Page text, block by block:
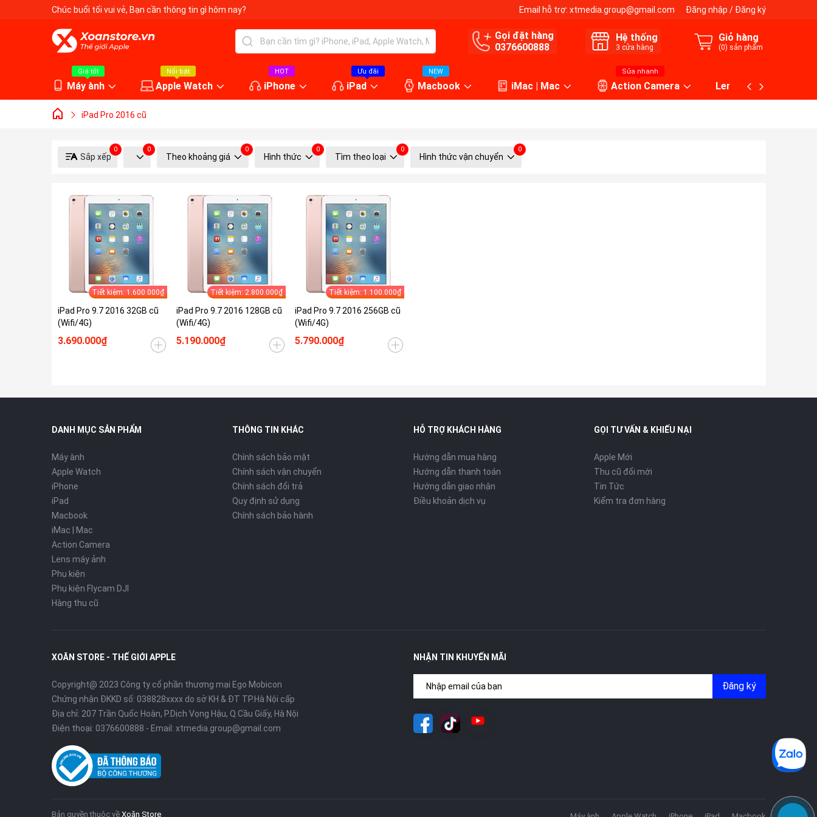
Chúc buổi tối vui vẻ, Bạn cần thông tin gì hôm nay? Email hỗ trợ: xtmedia.group@gmail.com Đăng nhập / Đăng ký
Gọi đặt hàng
0376600888
Hệ thống
3 cửa hàng
Giỏ hàng
(0) sản phẩm
Giá tốt
Máy ành
Nổi bật
Apple Watch
HOT
iPhone
Ưu đãi
iPad
NEW
Macbook iMac | Mac
Sửa nhanh
Action Camera Lens máy ảnh
iPad Pro 2016 cũ
Sắp xếp
0 0
Theo khoảng giá
0
Hình thức
0
Tìm theo loại
0
Hình thức vận chuyển
0
Tiết kiệm: 1.600.000₫
iPad Pro 9.7 2016 32GB cũ
(Wifi/4G)
3.690.000₫
Tiết kiệm: 2.800.000₫
iPad Pro 9.7 2016 128GB cũ
(Wifi/4G)
5.190.000₫
Tiết kiệm: 1.100.000₫
iPad Pro 9.7 2016 256GB cũ
(Wifi/4G)
5.790.000₫
DANH MỤC SẢN PHẨM
Máy ành
Apple Watch
iPhone
iPad
Macbook
iMac | Mac
Action Camera
Lens máy ảnh
Phụ kiện
Phụ kiện Flycam DJI
Hàng thu cũ
THÔNG TIN KHÁC
Chính sách bảo mật
Chính sách vận chuyển
Chính sách đổi trả
Quy định sử dụng
Chính sách bảo hành
HỖ TRỢ KHÁCH HÀNG
Hướng dẫn mua hàng
Hướng dẫn thanh toán
Hướng dẫn giao nhận
Điều khoản dịch vụ
GỌI TƯ VẤN & KHIẾU NẠI
Apple Mới
Thu cũ đổi mới
Tin Tức
Kiểm tra đơn hàng
XOĂN STORE - THẾ GIỚI APPLE
Copyright@ 2023 Công ty cổ phần thương mại Ego Mobicon
Chứng nhận ĐKKD số: 038828xxxx do sở KH & ĐT TP.Hà Nội cấp
Địa chỉ: 207 Trần Quốc Hoàn, P.Dịch Vọng Hậu, Q.Cầu Giấy, Hà Nội
Điện thoại: 0376600888 - Email: xtmedia.group@gmail.com
NHẬN TIN KHUYẾN MÃI
Đăng ký
Bản quyền thuộc về Xoăn Store